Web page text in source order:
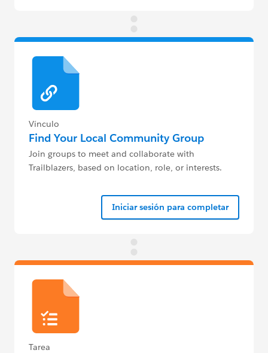
Vínculo
Find Your Local Community Group
Join groups to meet and collaborate with
Trailblazers, based on location, role, or interests.
Iniciar sesión para completar
Tarea